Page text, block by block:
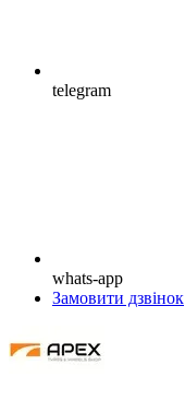
telegram
whats-app
Замовити дзвінок